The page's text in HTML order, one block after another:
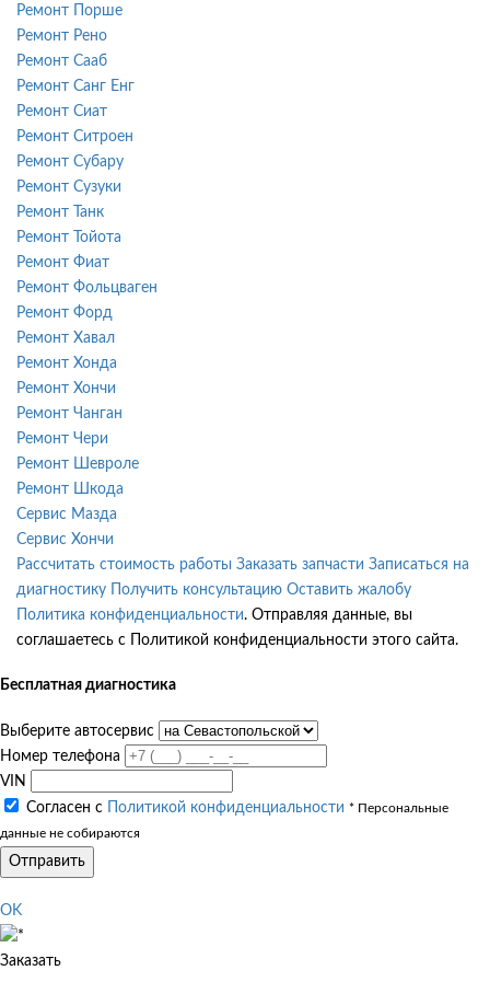
Ремонт Порше
Ремонт Рено
Ремонт Сааб
Ремонт Санг Енг
Ремонт Сиат
Ремонт Ситроен
Ремонт Субару
Ремонт Сузуки
Ремонт Танк
Ремонт Тойота
Ремонт Фиат
Ремонт Фольцваген
Ремонт Форд
Ремонт Хавал
Ремонт Хонда
Ремонт Хончи
Ремонт Чанган
Ремонт Чери
Ремонт Шевроле
Ремонт Шкода
Сервис Мазда
Сервис Хончи
Рассчитать стоимость работы Заказать запчасти Записаться на
диагностику
Получить консультацию Оставить жалобу
Политика конфиденциальности. Отправляя данные, вы
соглашаетесь с Политикой конфиденциальности этого сайта.
Бесплатная диагностика
Выберите автосервис
Номер телефона
VIN
Согласен с
Политикой конфиденциальности * Персональные
данные не собираются
Отправить
OK
Заказать